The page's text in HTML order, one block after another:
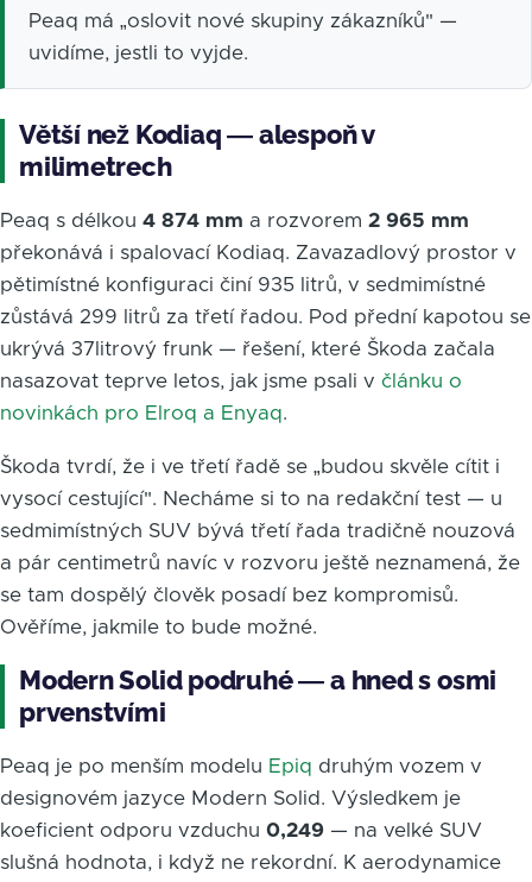
Peaq má „oslovit nové skupiny zákazníků" —
uvidíme, jestli to vyjde.
Větší než Kodiaq — alespoň v
milimetrech
Peaq s délkou 4 874 mm a rozvorem 2 965 mm
překonává i spalovací Kodiaq. Zavazadlový prostor v
pětimístné konfiguraci činí 935 litrů, v sedmimístné
zůstává 299 litrů za třetí řadou. Pod přední kapotou se
ukrývá 37litrový frunk — řešení, které Škoda začala
nasazovat teprve letos, jak jsme psali v článku o
novinkách pro Elroq a Enyaq.
Škoda tvrdí, že i ve třetí řadě se „budou skvěle cítit i
vysocí cestující". Necháme si to na redakční test — u
sedmimístných SUV bývá třetí řada tradičně nouzová
a pár centimetrů navíc v rozvoru ještě neznamená, že
se tam dospělý člověk posadí bez kompromisů.
Ověříme, jakmile to bude možné.
Modern Solid podruhé — a hned s osmi
prvenstvími
Peaq je po menším modelu Epiq druhým vozem v
designovém jazyce Modern Solid. Výsledkem je
koeficient odporu vzduchu 0,249 — na velké SUV
slušná hodnota, i když ne rekordní. K aerodynamice